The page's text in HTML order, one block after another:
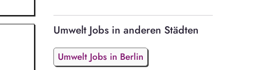
Umwelt Jobs in anderen Städten
Umwelt Jobs in Berlin